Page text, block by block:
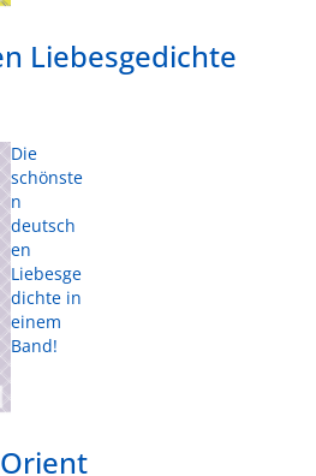
Liebesgedichte
Die
schönste
n
deutsch
en
Liebesge
dichte in
einem
Band!